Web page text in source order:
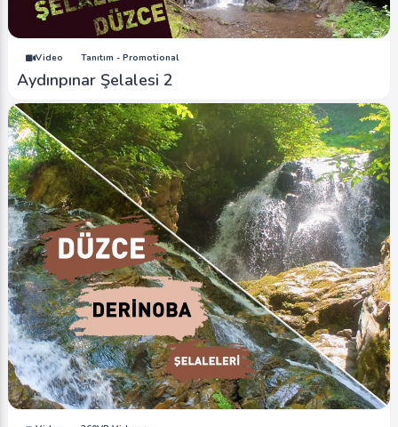
Video Tanıtım - Promotional
Aydınpınar Şelalesi 2